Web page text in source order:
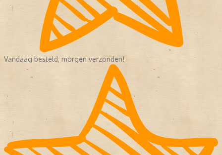
Vandaag besteld, morgen verzonden!